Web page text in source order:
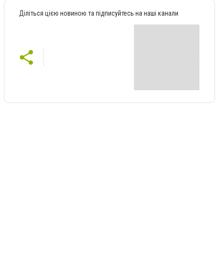
Діліться цією новиною та підписуйтесь на наші канали